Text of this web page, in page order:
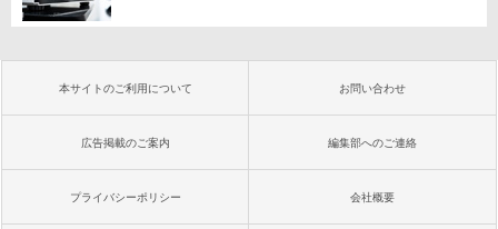
本サイトのご利用について お問い合わせ
広告掲載のご案内 編集部へのご連絡
プライバシーポリシー 会社概要